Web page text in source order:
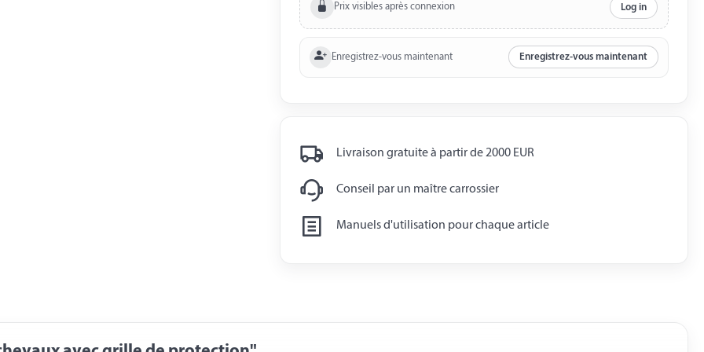
Prix visibles après connexion Log in
Enregistrez-vous maintenant Enregistrez-vous maintenant
Livraison gratuite à partir de 2000 EUR
Conseil par un maître carrossier
Manuels d'utilisation pour chaque article